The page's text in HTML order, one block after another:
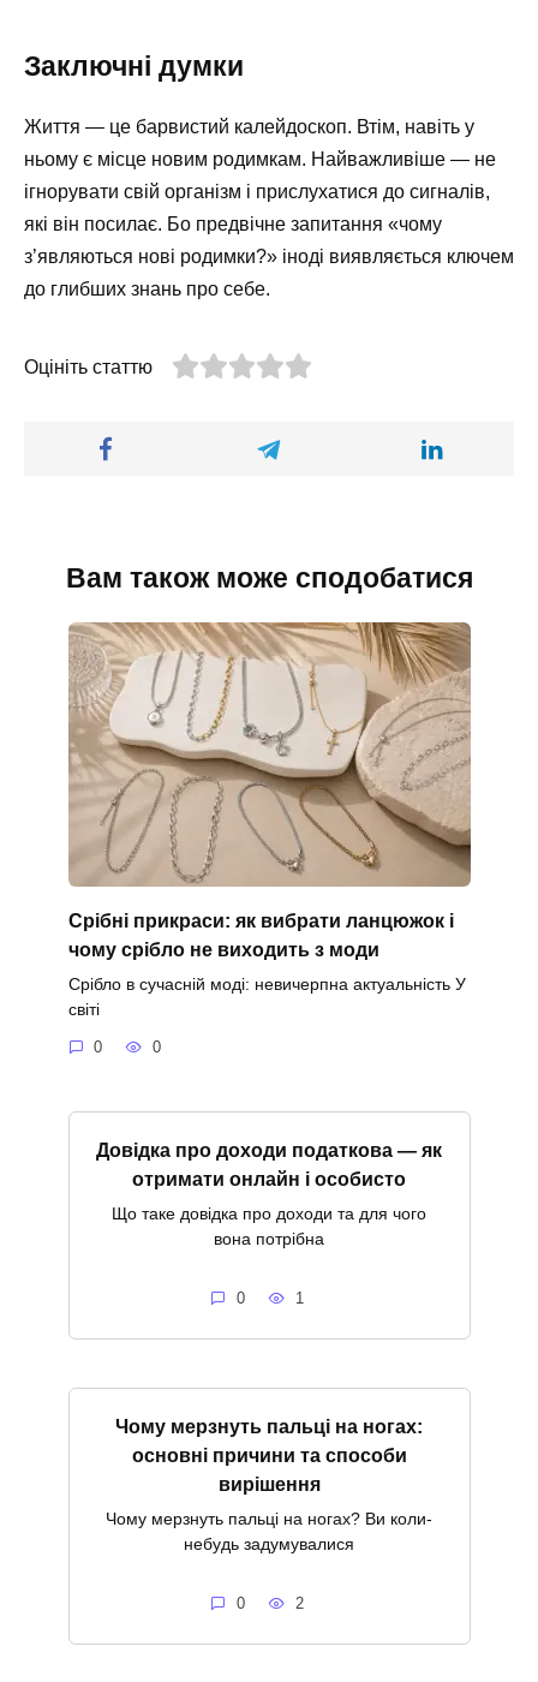
Заключні думки
Життя — це барвистий калейдоскоп. Втім, навіть у
ньому є місце новим родимкам. Найважливіше — не
ігнорувати свій організм і прислухатися до сигналів,
які він посилає. Бо предвічне запитання «чому
з’являються нові родимки?» іноді виявляється ключем
до глибших знань про себе.
Оцініть статтю
Вам також може сподобатися
Срібні прикраси: як вибрати ланцюжок і
чому срібло не виходить з моди
Срібло в сучасній моді: невичерпна актуальність У
світі
0 0
Довідка про доходи податкова — як
отримати онлайн і особисто
Що таке довідка про доходи та для чого
вона потрібна
0 1
Чому мерзнуть пальці на ногах:
основні причини та способи
вирішення
Чому мерзнуть пальці на ногах? Ви коли-
небудь задумувалися
0 2